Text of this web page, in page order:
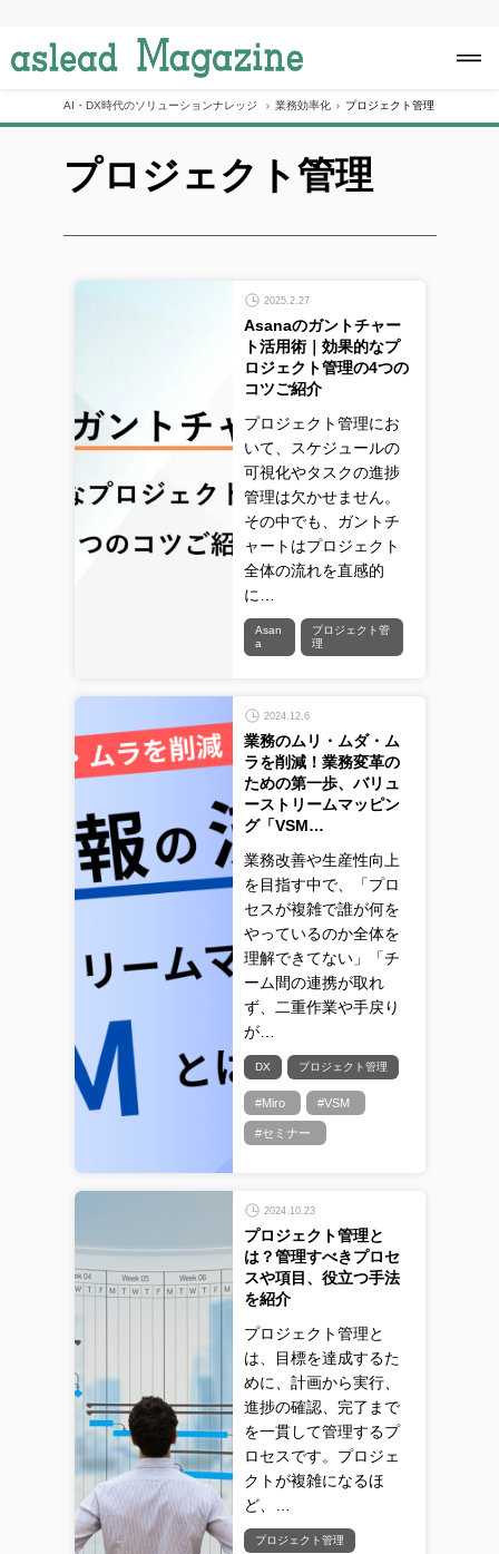
c
AI・DX時代のソリューションナレッジ 業務効率化 プロジェクト管理
プロジェクト管理
2025.2.27
Asanaのガントチャー
ト活用術｜効果的なプ
ロジェクト管理の4つの
コツご紹介
プロジェクト管理にお
いて、スケジュールの
可視化やタスクの進捗
管理は欠かせません。
その中でも、ガントチ
ャートはプロジェクト
全体の流れを直感的
に…
Asan
a
プロジェクト管
理
2024.12.6
業務のムリ・ムダ・ム
ラを削減！業務変革の
ための第一歩、バリュ
ーストリームマッピン
グ「VSM…
業務改善や生産性向上
を目指す中で、「プロ
セスが複雑で誰が何を
やっているのか全体を
理解できてない」「チ
ーム間の連携が取れ
ず、二重作業や手戻り
が…
DX プロジェクト管理
#Miro #VSM
#セミナー
2024.10.23
プロジェクト管理と
は？管理すべきプロセ
スや項目、役立つ手法
を紹介
プロジェクト管理と
は、目標を達成するた
めに、計画から実行、
進捗の確認、完了まで
を一貫して管理するプ
ロセスです。プロジェ
クトが複雑になるほ
ど、…
プロジェクト管理